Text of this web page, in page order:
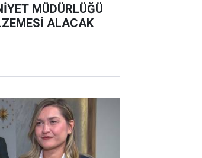
MÜDÜRLÜĞÜ
ALACAK